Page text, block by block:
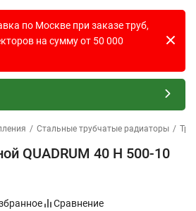
по Москве при заказе труб,
на сумму от 50 000
/ Стальные трубчатые радиаторы /
QUADRUM 40 H 500-10
Сравнение